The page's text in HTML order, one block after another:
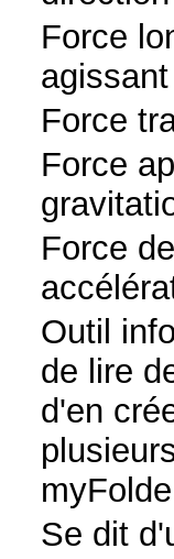
Force
Force
Force
Force
Outil
de lire
d'en
Se dit